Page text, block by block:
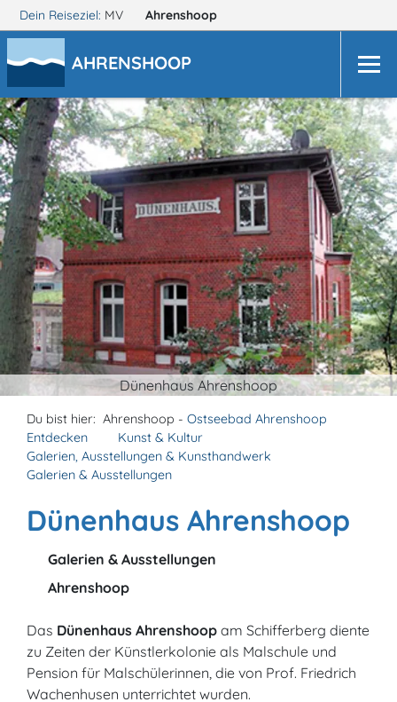
Dein Reiseziel: MV Ahrenshoop
AHRENSHOOP
Dünenhaus Ahrenshoop
Du bist hier: Ahrenshoop - Ostseebad Ahrenshoop
Entdecken
Kunst & Kultur
Galerien, Ausstellungen & Kunsthandwerk
Galerien & Ausstellungen
Dünenhaus Ahrenshoop
Galerien & Ausstellungen
Ahrenshoop
Das Dünenhaus Ahrenshoop am Schifferberg diente
zu Zeiten der Künstlerkolonie als Malschule und
Pension für Malschülerinnen, die von Prof. Friedrich
Wachenhusen unterrichtet wurden.